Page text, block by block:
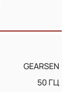
GEARSEN
50 ГЦ